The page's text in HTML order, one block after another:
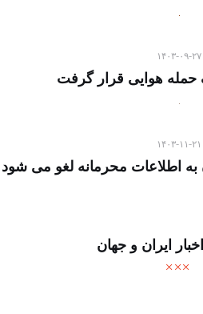
۱۴۰۳-۰۹-۲۷
هوایی قرار گرفت
۱۴۰۳-۱۱-۲۱
به اطلاعات محرمانه لغو می شود
ایران و جهان